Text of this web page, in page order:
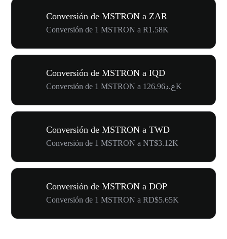
Conversión de MSTRON a ZAR
Conversión de 1 MSTRON a R1.58K
Conversión de MSTRON a IQD
Conversión de 1 MSTRON a ع.د126.96K
Conversión de MSTRON a TWD
Conversión de 1 MSTRON a NT$3.12K
Conversión de MSTRON a DOP
Conversión de 1 MSTRON a RD$5.65K